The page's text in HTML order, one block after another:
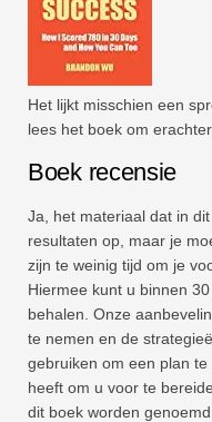
Het lijkt misschien een
lees het boek om
Boek recensie
Ja, het materiaal dat in
resultaten op, maar je
zijn te weinig tijd om je
Hiermee kunt u binnen
behalen. Onze
te nemen en de
gebruiken om een ​​plan
heeft om u voor te
dit boek worden